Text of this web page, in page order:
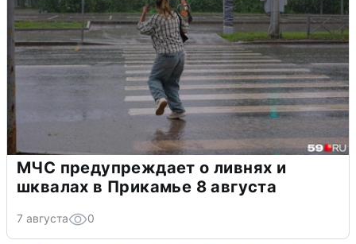
МЧС предупреждает о ливнях и
шквалах в Прикамье 8 августа
7 августа 0